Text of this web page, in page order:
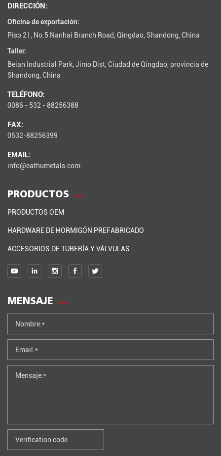
DIRECCIÓN:
Oficina de exportación:
Piso 21, No.5 Nanhai Branch Road, Qingdao, Shandong, China
Taller:
Beian Industrial Park, Jimo Dist, Ciudad de Qingdao, provincia de
Shandong, China
TELÉFONO:
0086 - 532 - 88256388
FAX:
0532-88256399
EMAIL:
info@eathumetals.com
PRODUCTOS
PRODUCTOS OEM
HARDWARE DE HORMIGÓN PREFABRICADO
ACCESORIOS DE TUBERÍA Y VÁLVULAS
MENSAJE